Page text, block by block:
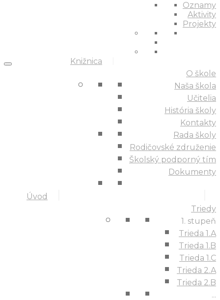
Knižnica
Oznamy
Aktivity
Projekty
Úvod
O škole
Naša škola
Učitelia
História školy
Kontakty
Rada školy
Rodičovské združenie
Školský podporný tím
Dokumenty
Triedy
1. stupeň
Trieda 1.A
Trieda 1.B
Trieda 1.C
Trieda 2.A
Trieda 2.B
...